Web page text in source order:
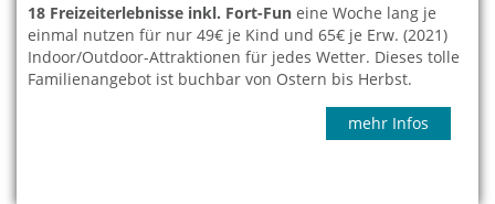
18 Freizeiterlebnisse inkl. Fort-Fun eine Woche lang je
einmal nutzen für nur 49€ je Kind und 65€ je Erw. (2021)
Indoor/Outdoor-Attraktionen für jedes Wetter. Dieses tolle
Familienangebot ist buchbar von Ostern bis Herbst.
mehr Infos